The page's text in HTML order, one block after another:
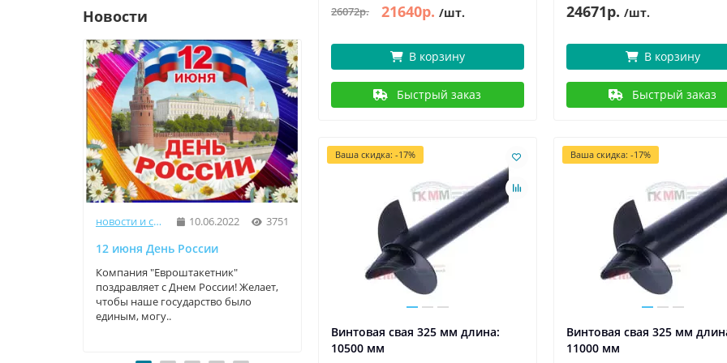
Новости
новости и статьи 10.06.2022 3751
12 июня День России
Компания "Евроштакетник"
поздравляет с Днем России! Желает,
чтобы наше государство было
единым, могу..
06.05.2022
9 Мая - День Победы!
Компания "Евроштакетник" С
прекрасным праздником, суровым и
29.04.2022
1 мая – Праздник Весны и
Компания "Евроштакетник" С
праздником 1 Мая! Пусть
26072р. 21640р. /шт.
В корзину
Быстрый заказ
24671р. /шт.
В корзину
Быстрый заказ
Ваша скидка: -17%
Винтовая свая 325 мм длина:
10500 мм
Ваша скидка: -17%
Винтовая свая 325 мм
11000 мм